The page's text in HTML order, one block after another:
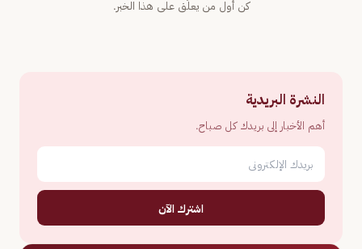
كن أول من يعلّق على هذا الخبر.
النشرة البريدية
أهم الأخبار إلى بريدك كل صباح.
اشترك الآن